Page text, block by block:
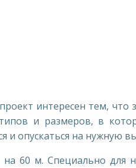
интересен тем, что
и размеров, в
и опускаться на нужную
60 м. Специально для